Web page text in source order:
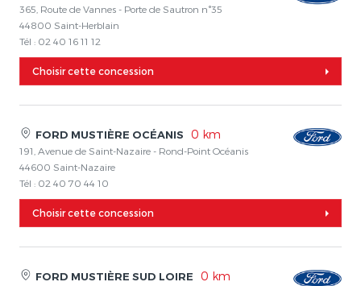
365, Route de Vannes - Porte de Sautron n°35
44800 Saint-Herblain
Tél : 02 40 16 11 12
Choisir cette concession
FORD MUSTIÈRE OCÉANIS 0 km
191, Avenue de Saint-Nazaire - Rond-Point Océanis
44600 Saint-Nazaire
Tél : 02 40 70 44 10
Choisir cette concession
FORD MUSTIÈRE SUD LOIRE 0 km